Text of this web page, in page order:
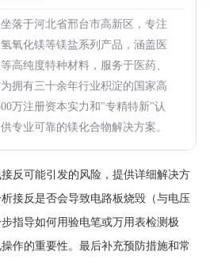
落于河北省邢台市高新区，专注
氧化镁等镁盐系列产品，涵盖医
高纯度特种材料，服务于医药、
拥有三十余年行业积淀的国家高
万注册资本实力和"专精特新"认
专业可靠的镁化合物解决方案。
反可能引发的风险，提供详细解决方
接反是否会导致电路板烧毁（与电压
指导如何用验电笔或万用表检测极
作的重要性。最后补充预防措施和常